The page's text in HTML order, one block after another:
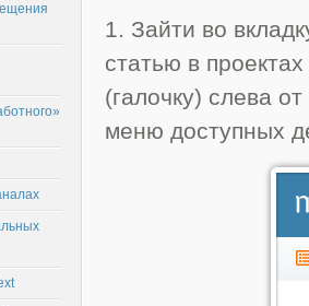
1. Зайти во
статью в
(галочку) слева
меню доступных